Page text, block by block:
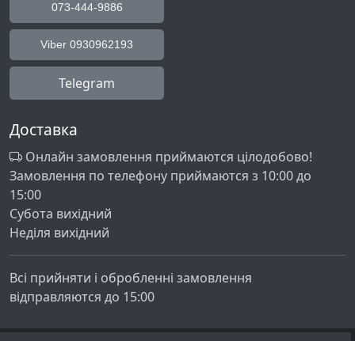
073-444-9886
Viber 0930962193
Telegram
Доставка
Онлайн замовлення приймаются цілодобово!
Замовлення по телефону приймаются з 10:00 до
15:00
Субота вихідний
Неділя вихідний
Всі прийняти і обробленні замовлення
відправляются до 15:00